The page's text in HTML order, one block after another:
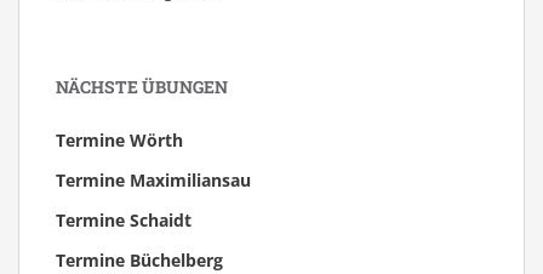
NÄCHSTE ÜBUNGEN
Termine Wörth
Termine Maximiliansau
Termine Schaidt
Termine Büchelberg